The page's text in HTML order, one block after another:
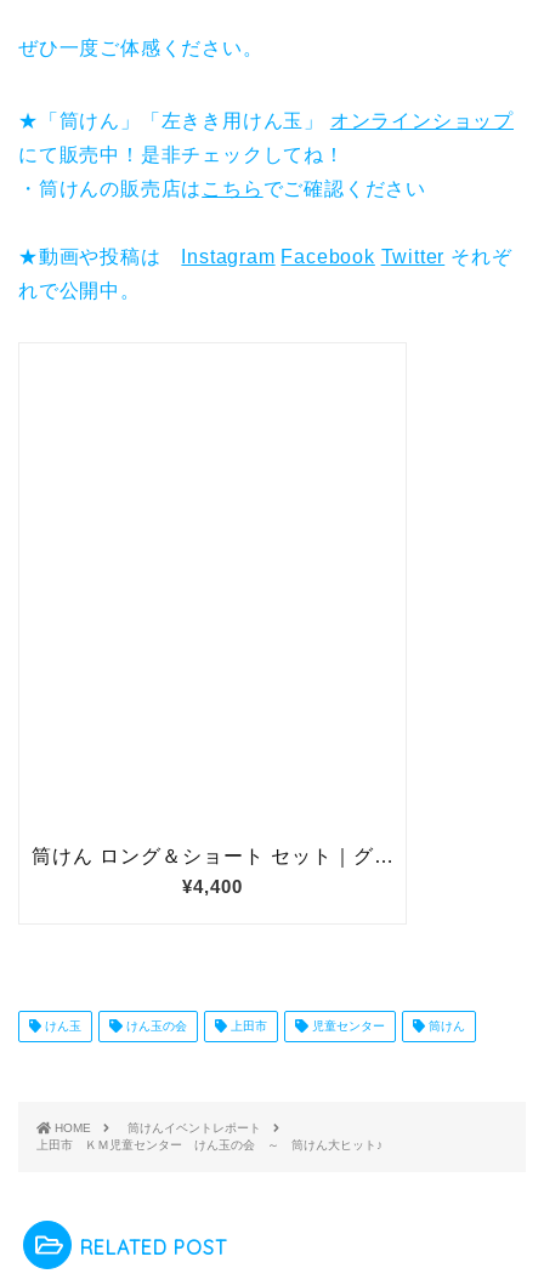
ぜひ一度ご体感ください。
★「筒けん」「左きき用けん玉」 オンラインショップ
にて販売中！是非チェックしてね！
・筒けんの販売店は こちら でご確認ください
★動画や投稿は Instagram Facebook Twitter それぞ
れで公開中。
けん玉 けん玉の会 上田市 児童センター 筒けん
HOME
筒けんイベントレポート
上田市 ＫＭ児童センター けん玉の会 ～ 筒けん大ヒット♪
RELATED POST